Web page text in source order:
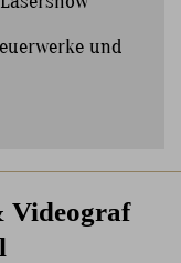
und
Videograf